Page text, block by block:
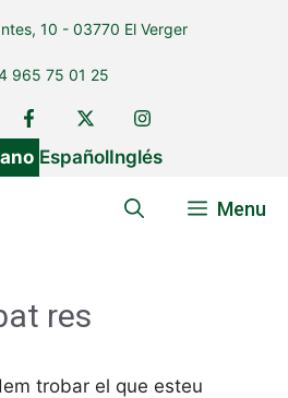
10 - 03770 El Verger
965 75 01 25
EspañolInglés
Menu
res
trobar el que esteu